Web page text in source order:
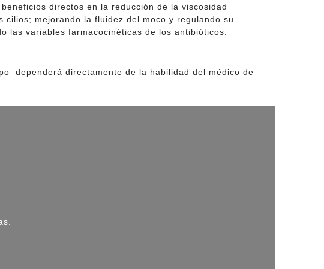
directos en la reducción de la viscosidad
mejorando la fluidez del moco y regulando su
las variables farmacocinéticas de los antibióticos.
dependerá directamente de la habilidad del médico de